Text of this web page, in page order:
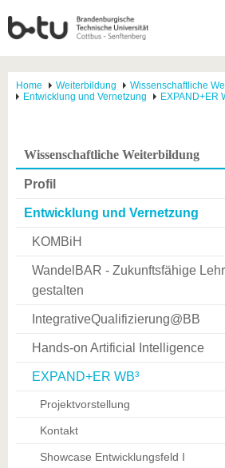
Home Weiterbildung
Wissenschaftliche
Entwicklung und Vernetzung
EXPAND+ER
Wissenschaftliche Weiterbildung
Profil
Entwicklung und Vernetzung
KOMBiH
WandelBAR - Zukunftsfähige
gestalten
IntegrativeQualifizierung@BB
Hands-on Artificial Intelligence
EXPAND+ER WB³
Projektvorstellung
Kontakt
Showcase Entwicklungsfeld I